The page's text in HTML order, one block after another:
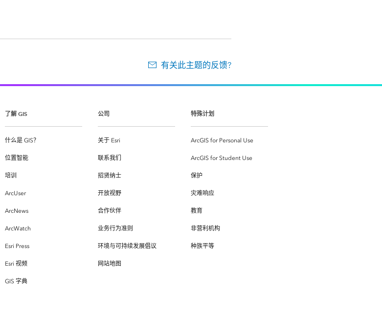
有关此主题的反馈?
了解 GIS
什么是 GIS？
位置智能
培训
ArcUser
ArcNews
ArcWatch
Esri Press
Esri 视频
GIS 字典
公司
关于 Esri
联系我们
招贤纳士
开放视野
合作伙伴
业务行为准则
环境与可持续发展倡议
网站地图
特殊计划
ArcGIS for Personal Use
ArcGIS for Student Use
保护
灾难响应
教育
非营利机构
种族平等